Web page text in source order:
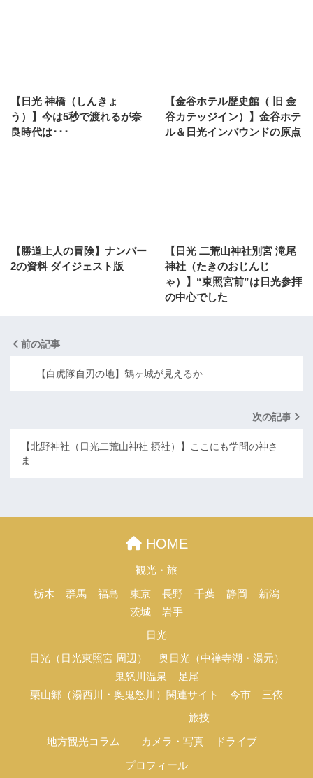
【日光 神橋（しんきょ
う）】今は5秒で渡れるが奈
良時代は･･･
【金谷ホテル歴史館（ 旧 金
谷カテッジイン）】金谷ホテ
ル＆日光インバウンドの原点
【勝道上人の冒険】ナンバー
2の資料 ダイジェスト版
【日光 二荒山神社別宮 滝尾
神社（たきのおじんじ
ゃ）】“東照宮前”は日光参拝
の中心でした
前の記事
【白虎隊自刃の地】鶴ヶ城が見えるか
次の記事
【北野神社（日光二荒山神社 摂社）】ここにも学問の神さ
ま
HOME
観光・旅
栃木 群馬 福島 東京 長野 千葉 静岡
新潟
茨城
岩手
日光
日光（日光東照宮 周辺）
奥日光（中禅寺湖・湯元）
鬼怒川温泉
足尾
栗山郷（湯西川・奥鬼怒川）関連サイト
今市 三依
地方観光コラム
旅技
カメラ・写真 ドライブ
プロフィール